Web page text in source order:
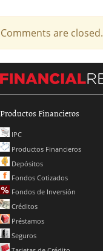
Comments are closed.
Productos Financieros
IPC
Productos Financieros
Depósitos
Fondos Cotizados
Fondos de Inversión
Créditos
Préstamos
Seguros